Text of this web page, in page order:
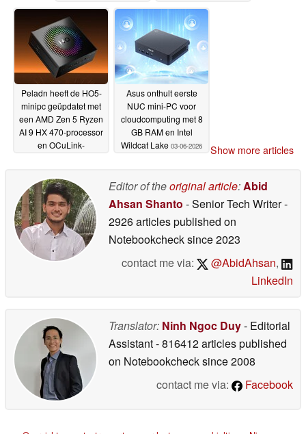
Peladn heeft de HO5-
minipc geüpdatet met
een AMD Zen 5 Ryzen
AI 9 HX 470-processor
en OCuLink-
Asus onthult eerste
NUC mini-PC voor
cloudcomputing met 8
GB RAM en Intel
Wildcat Lake 03-06-2026 Show more articles
Editor of theoriginal article:Abid
Ahsan Shanto - Senior Tech Writer-
2926 articles published on
Notebookchecksince 2023
contact me via:
@AbidAhsan,
LinkedIn
Translator: Ninh Ngoc Duy- Editorial
Assistant- 816412 articles published
on Notebookchecksince 2008
contact me via:
Facebook